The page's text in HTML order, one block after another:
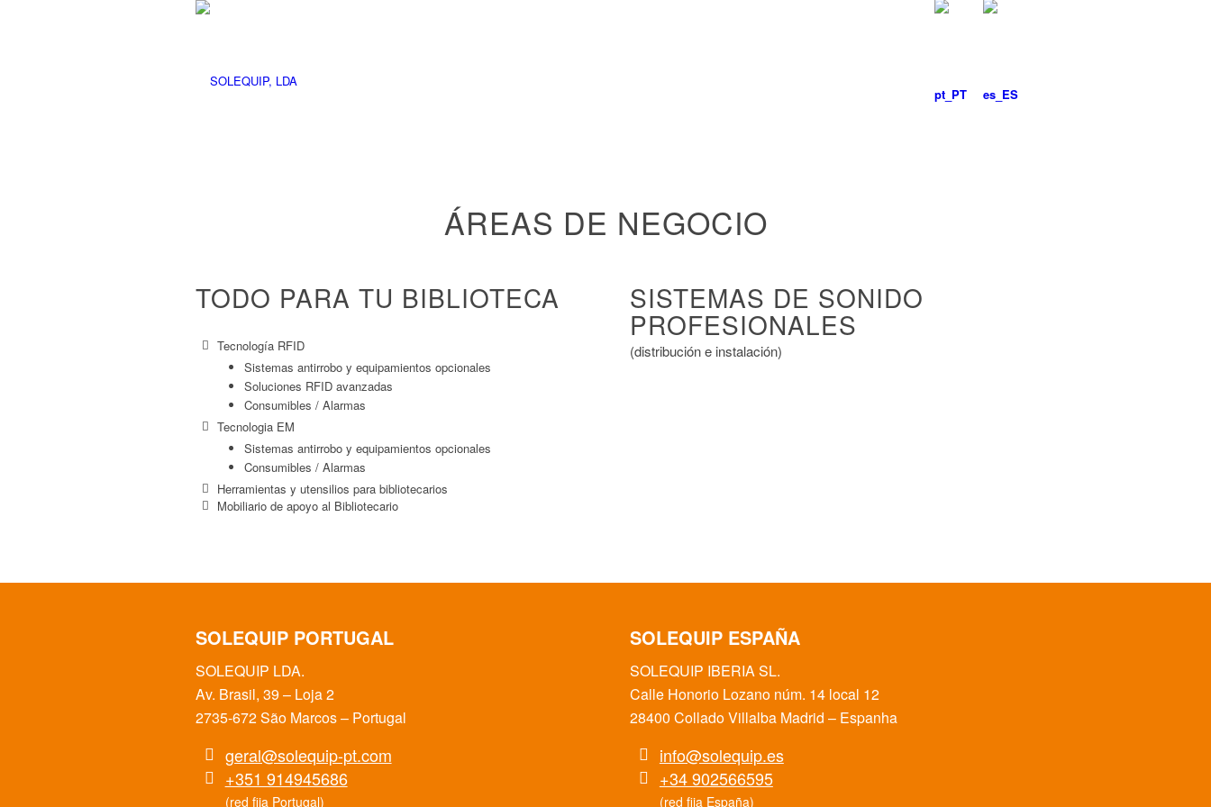
ÁREAS DE NEGOCIO
TODO PARA TU BIBLIOTECA
Tecnología RFID
Sistemas antirrobo y equipamientos opcionales
Soluciones RFID avanzadas
Consumibles / Alarmas
Tecnologia EM
Sistemas antirrobo y equipamientos opcionales
Consumibles / Alarmas
Herramientas y utensilios para bibliotecarios
Mobiliario de apoyo al Bibliotecario
SISTEMAS DE SONIDO
PROFESIONALES
(distribución e instalación)
SOLEQUIP PORTUGAL
SOLEQUIP LDA.
Av. Brasil, 39 – Loja 2
2735-672 São Marcos – Portugal
geral@solequip-pt.com
+351 914945686
(red fija Portugal)
SOLEQUIP ESPAÑA
SOLEQUIP IBERIA SL.
Calle Honorio Lozano núm. 14 local 12
28400 Collado Villalba Madrid – Espanha
info@solequip.es
+34 902566595
(red fija España)